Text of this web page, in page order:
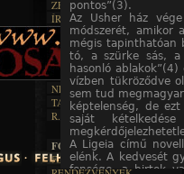
pontos”(3).
Az Usher ház
módszerét, amikor
mégis tapinthatóan
tó, a szürke sás, a
hasonló
vízben tükröződve
sem tud
képtelenség, de
saját
A Ligeia című
elénk. A kedvesét
fensége, a birtok
ZENE
EGYÜTTESEK
INTERJÚK
FORDÍTÁSOK
DALSZÖVEGEK
ÍRÁSOK
IRODALOM
FILM
MŰVÉSZET
ÍRÁSTÖRTÉNET
BOSZORKÁNYKONYHA
FEKETE HUMOR
KÉPES
SZÖVEGES
RENDEZVÉNYEK
NEKROMANTIKA
AKTUÁLIS
A MÚLT
TAJTÉKOS NAPOK
R.I.P.
FOTÓGALÉRIA
FESZTIVÁLOK